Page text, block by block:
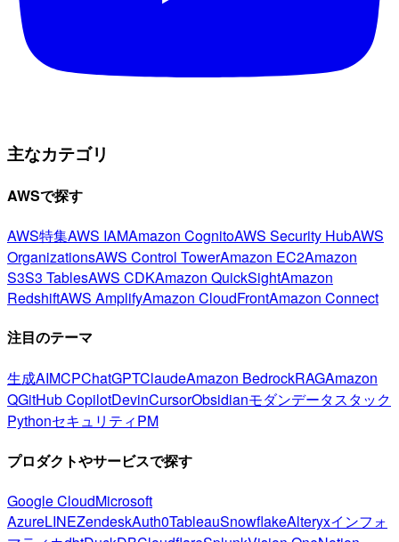
主なカテゴリ
AWSで探す
AWS特集AWS IAMAmazon CognitoAWS Security HubAWS
OrganizationsAWS Control TowerAmazon EC2Amazon
S3S3 TablesAWS CDKAmazon QuickSightAmazon
RedshiftAWS AmplifyAmazon CloudFrontAmazon Connect
注目のテーマ
生成AIMCPChatGPTClaudeAmazon BedrockRAGAmazon
QGitHub CopilotDevinCursorObsidianモダンデータスタック
PythonセキュリティPM
プロダクトやサービスで探す
Google CloudMicrosoft
AzureLINEZendeskAuth0TableauSnowflakeAlteryxインフォ